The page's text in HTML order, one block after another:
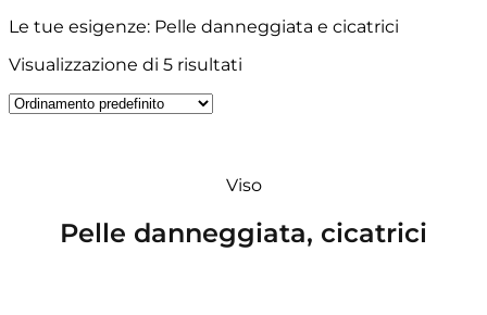
Le tue esigenze: Pelle danneggiata e cicatrici
Visualizzazione di 5 risultati
Viso
Pelle danneggiata, cicatrici